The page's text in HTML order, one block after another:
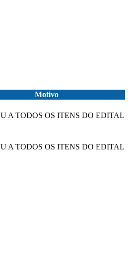
Motivo
A TODOS OS ITENS DO EDITAL
A TODOS OS ITENS DO EDITAL